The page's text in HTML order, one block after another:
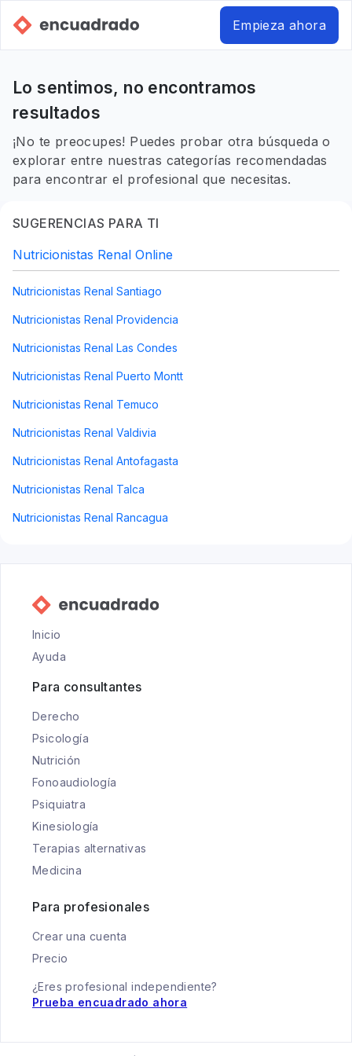
Empieza ahora
Lo sentimos, no encontramos
resultados
¡No te preocupes! Puedes probar otra búsqueda o
explorar entre nuestras categorías recomendadas
para encontrar el profesional que necesitas.
SUGERENCIAS PARA TI
Nutricionistas Renal Online
Nutricionistas Renal Santiago
Nutricionistas Renal Providencia
Nutricionistas Renal Las Condes
Nutricionistas Renal Puerto Montt
Nutricionistas Renal Temuco
Nutricionistas Renal Valdivia
Nutricionistas Renal Antofagasta
Nutricionistas Renal Talca
Nutricionistas Renal Rancagua
Inicio
Ayuda
Para consultantes
Derecho
Psicología
Nutrición
Fonoaudiología
Psiquiatra
Kinesiología
Terapias alternativas
Medicina
Para profesionales
Crear una cuenta
Precio
¿Eres profesional independiente?
Prueba encuadrado ahora